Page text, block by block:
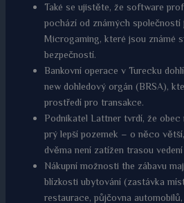
Také se ujistěte, že software
pochází od známých společností
Microgaming, které jsou známé
bezpečností.
Bankovní operace v Turecku
new dohledový orgán (BRSA),
prostředí pro transakce.
Podnikatel Lattner tvrdí, že obec
prý lepší pozemek – o něco
dvěma není zatížen trasou
Nákupní možnosti the zábavu
blízkosti ubytování (zastávka
restaurace, půjčovna